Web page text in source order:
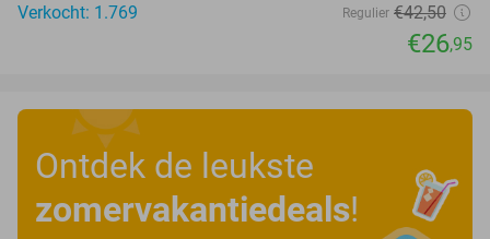
Verkocht: 1.769
Regulier €42,50
€26,95
Ontdek de leukste
zomervakantiedeals!